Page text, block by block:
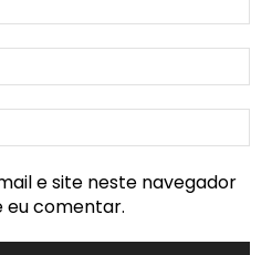
e site neste navegador
eu comentar.